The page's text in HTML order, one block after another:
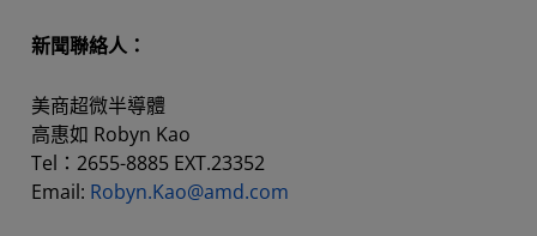
新聞聯絡人：
美商超微半導體
高惠如 Robyn Kao
Tel：2655-8885 EXT.23352
Email: Robyn.Kao@amd.com